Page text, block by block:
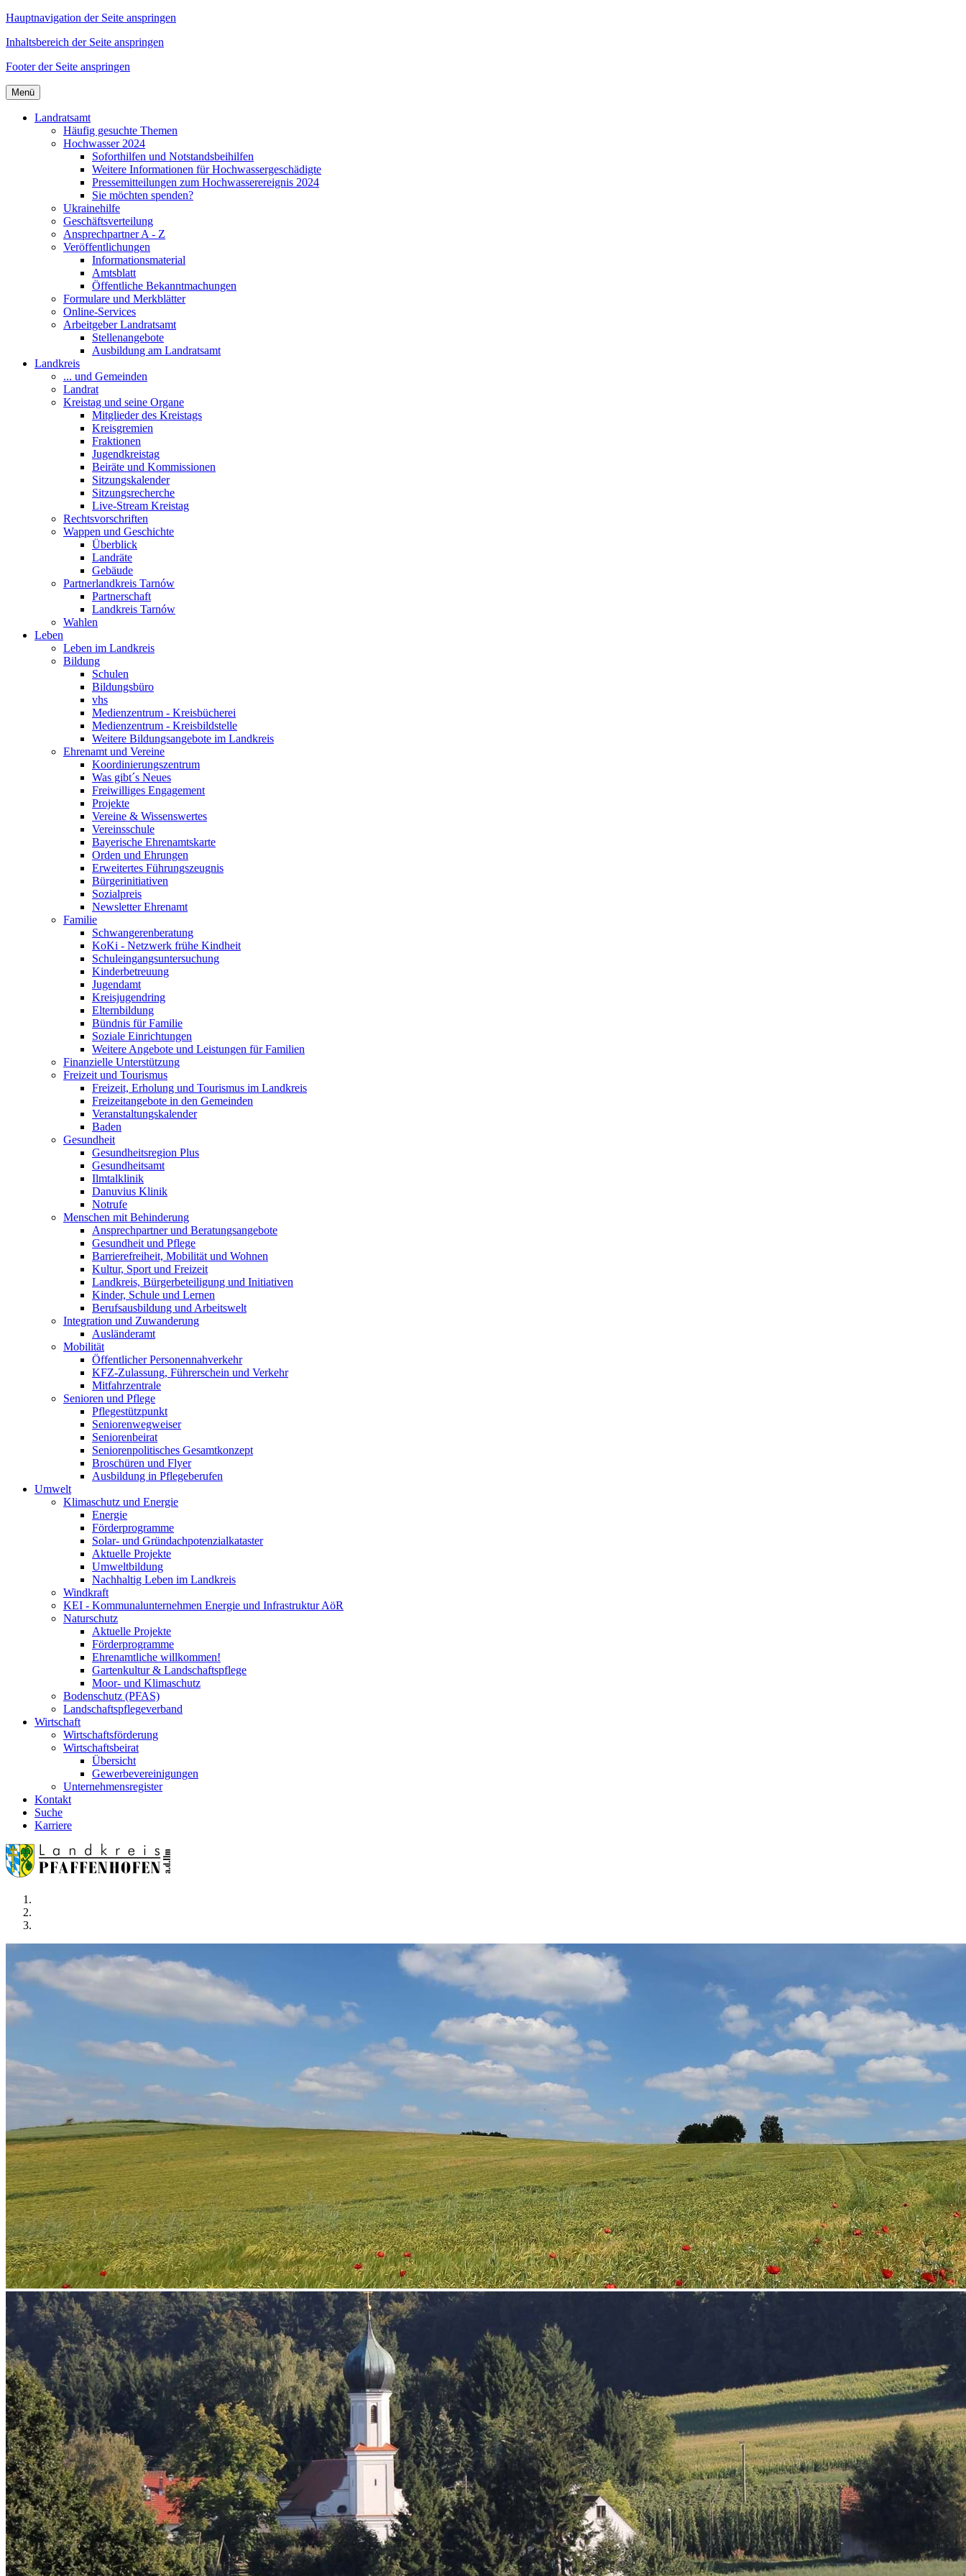
Hauptnavigation der Seite anspringen
Inhaltsbereich der Seite anspringen
Footer der Seite anspringen
Menü
Landratsamt
Häufig gesuchte Themen
Hochwasser 2024
Soforthilfen und Notstandsbeihilfen
Weitere Informationen für Hochwassergeschädigte
Pressemitteilungen zum Hochwasserereignis 2024
Sie möchten spenden?
Ukrainehilfe
Geschäftsverteilung
Ansprechpartner A - Z
Veröffentlichungen
Informationsmaterial
Amtsblatt
Öffentliche Bekanntmachungen
Formulare und Merkblätter
Online-Services
Arbeitgeber Landratsamt
Stellenangebote
Ausbildung am Landratsamt
Landkreis
... und Gemeinden
Landrat
Kreistag und seine Organe
Mitglieder des Kreistags
Kreisgremien
Fraktionen
Jugendkreistag
Beiräte und Kommissionen
Sitzungskalender
Sitzungsrecherche
Live-Stream Kreistag
Rechtsvorschriften
Wappen und Geschichte
Überblick
Landräte
Gebäude
Partnerlandkreis Tarnów
Partnerschaft
Landkreis Tarnów
Wahlen
Leben
Leben im Landkreis
Bildung
Schulen
Bildungsbüro
vhs
Medienzentrum - Kreisbücherei
Medienzentrum - Kreisbildstelle
Weitere Bildungsangebote im Landkreis
Ehrenamt und Vereine
Koordinierungszentrum
Was gibt´s Neues
Freiwilliges Engagement
Projekte
Vereine & Wissenswertes
Vereinsschule
Bayerische Ehrenamtskarte
Orden und Ehrungen
Erweitertes Führungszeugnis
Bürgerinitiativen
Sozialpreis
Newsletter Ehrenamt
Familie
Schwangerenberatung
KoKi - Netzwerk frühe Kindheit
Schuleingangsuntersuchung
Kinderbetreuung
Jugendamt
Kreisjugendring
Elternbildung
Bündnis für Familie
Soziale Einrichtungen
Weitere Angebote und Leistungen für Familien
Finanzielle Unterstützung
Freizeit und Tourismus
Freizeit, Erholung und Tourismus im Landkreis
Freizeitangebote in den Gemeinden
Veranstaltungskalender
Baden
Gesundheit
Gesundheitsregion Plus
Gesundheitsamt
Ilmtalklinik
Danuvius Klinik
Notrufe
Menschen mit Behinderung
Ansprechpartner und Beratungsangebote
Gesundheit und Pflege
Barrierefreiheit, Mobilität und Wohnen
Kultur, Sport und Freizeit
Landkreis, Bürgerbeteiligung und Initiativen
Kinder, Schule und Lernen
Berufsausbildung und Arbeitswelt
Integration und Zuwanderung
Ausländeramt
Mobilität
Öffentlicher Personennahverkehr
KFZ-Zulassung, Führerschein und Verkehr
Mitfahrzentrale
Senioren und Pflege
Pflegestützpunkt
Seniorenwegweiser
Seniorenbeirat
Seniorenpolitisches Gesamtkonzept
Broschüren und Flyer
Ausbildung in Pflegeberufen
Umwelt
Klimaschutz und Energie
Energie
Förderprogramme
Solar- und Gründachpotenzialkataster
Aktuelle Projekte
Umweltbildung
Nachhaltig Leben im Landkreis
Windkraft
KEI - Kommunalunternehmen Energie und Infrastruktur AöR
Naturschutz
Aktuelle Projekte
Förderprogramme
Ehrenamtliche willkommen!
Gartenkultur & Landschaftspflege
Moor- und Klimaschutz
Bodenschutz (PFAS)
Landschaftspflegeverband
Wirtschaft
Wirtschaftsförderung
Wirtschaftsbeirat
Übersicht
Gewerbevereinigungen
Unternehmensregister
Kontakt
Suche
Karriere